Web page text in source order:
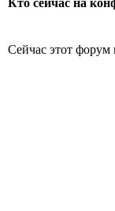
Кто сейчас на
Сейчас этот форум